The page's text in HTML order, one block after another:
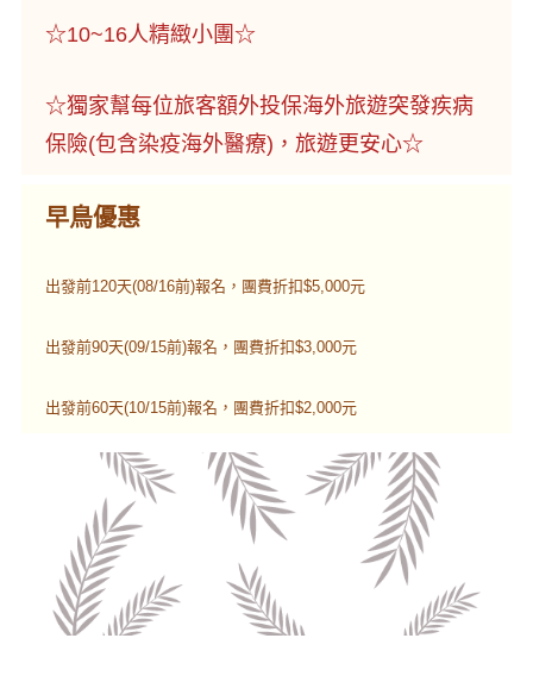
☆10~16人精緻小團☆
☆獨家幫每位旅客額外投保海外旅遊突發疾病
保險(包含染疫海外醫療)，旅遊更安心☆
早鳥優惠
出發前120天(08/16前)報名，團費折扣$5,000元
出發前90天(09/15前)報名，團費折扣$3,000元
出發前60天(10/15前)報名，團費折扣$2,000元